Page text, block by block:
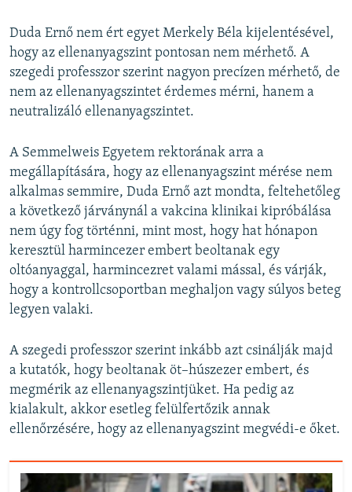
Duda Ernő nem ért egyet Merkely Béla kijelentésével,
hogy az ellenanyagszint pontosan nem mérhető. A
szegedi professzor szerint nagyon precízen mérhető, de
nem az ellenanyagszintet érdemes mérni, hanem a
neutralizáló ellenanyagszintet.
A Semmelweis Egyetem rektorának arra a
megállapítására, hogy az ellenanyagszint mérése nem
alkalmas semmire, Duda Ernő azt mondta, feltehetőleg
a következő járványnál a vakcina klinikai kipróbálása
nem úgy fog történni, mint most, hogy hat hónapon
keresztül harmincezer embert beoltanak egy
oltóanyaggal, harmincezret valami mással, és várják,
hogy a kontrollcsoportban meghaljon vagy súlyos beteg
legyen valaki.
A szegedi professzor szerint inkább azt csinálják majd
a kutatók, hogy beoltanak öt–húszezer embert, és
megmérik az ellenanyagszintjüket. Ha pedig az
kialakult, akkor esetleg felülfertőzik annak
ellenőrzésére, hogy az ellenanyagszint megvédi-e őket.